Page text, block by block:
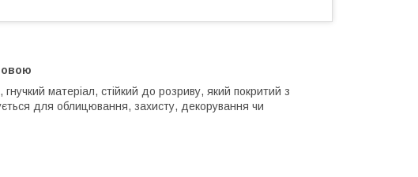
матеріал, стійкий до розриву, який покритий з
для облицювання, захисту, декорування чи